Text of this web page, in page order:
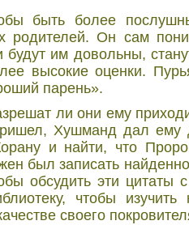
быть более
родителей. Он сам
им довольны,
высокие оценки.
парень».
ли они ему
Хушманд дал ему
и найти, что
был записать
обсудить эти цитаты
чтобы изучить
своего